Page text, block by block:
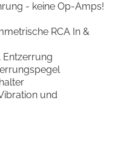
- keine Op-Amps!
RCA In &
Entzerrung
und